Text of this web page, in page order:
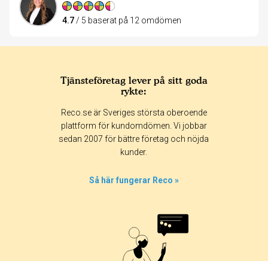
4.7 / 5 baserat på 12 omdömen
Tjänsteföretag lever på sitt goda
rykte:
Reco.se är Sveriges största oberoende
plattform för kundomdömen. Vi jobbar
sedan 2007 för bättre företag och nöjda
kunder.
Så här fungerar Reco »